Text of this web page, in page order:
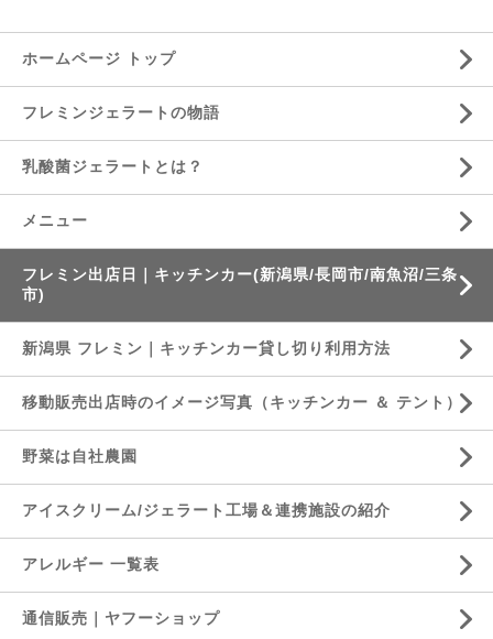
ホームページ トップ
フレミンジェラートの物語
乳酸菌ジェラートとは？
メニュー
フレミン出店日｜キッチンカー(新潟県/長岡市/南魚沼/三条
市)
新潟県 フレミン｜キッチンカー貸し切り利用方法
移動販売出店時のイメージ写真（キッチンカー ＆ テント）
野菜は自社農園
アイスクリーム/ジェラート工場＆連携施設の紹介
アレルギー 一覧表
通信販売｜ヤフーショップ